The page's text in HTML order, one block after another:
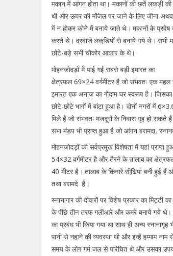
मकान में आंगन होता था। मकानों की छतें लकड़ी की
थी और ऊपर की मंजिल पर जाने के लिए जीना अथवा
में न होकर कोने में बनाये जाते थे। मकानों के प्रवेष
करते थे। दरवाजे लकडि़यों से बनाये गये थे। सभी
छोटे-बड़े सभी चौकोर आकार के थे।
मोहनजोदड़ों में पाई गई सबसे बड़ी इमारत का
क्षेत्रफल 69×24 वर्गमीटर है जो संभवतः एक महल
इमारत एक अनाज का गोदाम घर स्वरूप है।
छोटे-छोटे भागों में बांटा हुआ है। दोनों नगरों में
मिले हैं जो संभवतः मजदूरों के निवास गृह हो सकते
सभा मंडप भी प्राप्त हुआ है जो आंगन बरामदा,
मोहनजोदड़ों की सर्वप्रमुख विशेषता में यहां
54×32 वर्गमीटर है और तैरने के तालाब का
40 मीटर है। तालाब के किनारे सीढि़यां बनी हुई
तथा बरामदे हैं।
स्नानागार की दीवारों पर विशेष प्रकार का मिट्टी
के पीछे तीन तरफ गलीआरे और कमरे बनाये गये थे।
का प्रबंध भी किया गया था साथ ही अन्य स्नानागृह
पानी से नहाने की व्यवस्था थी और इन्हें हम्माम नाम
समय के लोग गर्म जल से परिचित थे और उसका